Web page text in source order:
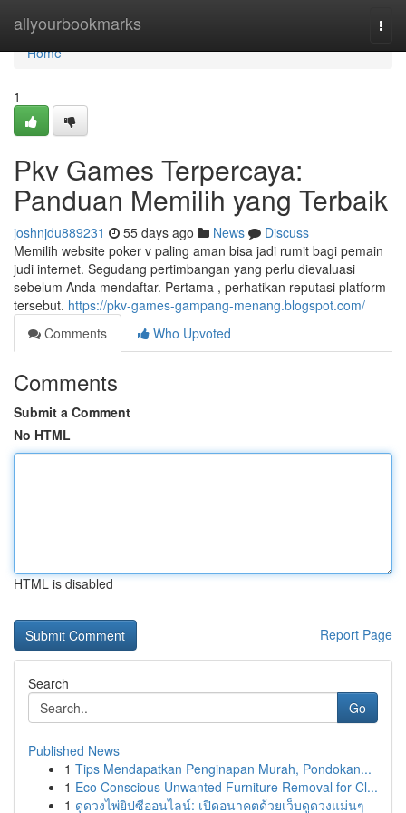
allyourbookmarks
Home
Home
1
Pkv Games Terpercaya:
Panduan Memilih yang Terbaik
joshnjdu889231 55 days ago News
Discuss
Memilih website poker v paling aman bisa jadi rumit bagi pemain
judi internet. Segudang pertimbangan yang perlu dievaluasi
sebelum Anda mendaftar. Pertama , perhatikan reputasi platform
tersebut. https://pkv-games-gampang-menang.blogspot.com/
Comments
Who Upvoted
Comments
Submit a Comment
No HTML
HTML is disabled
Report Page
Search
Go
Published News
1 Tips Mendapatkan Penginapan Murah, Pondokan...
1 Eco Conscious Unwanted Furniture Removal for Cl...
1 ดูดวงไพ่ยิปซีออนไลน์: เปิดอนาคตด้วยเว็บดูดวงแม่นๆ